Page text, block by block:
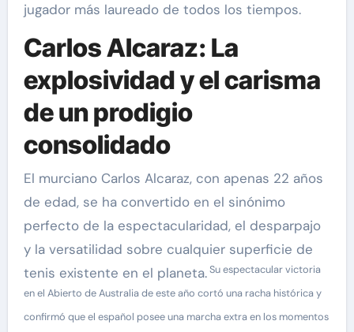
jugador más laureado de todos los tiempos.
Carlos Alcaraz: La
explosividad y el carisma
de un prodigio
consolidado
El murciano Carlos Alcaraz, con apenas 22 años
de edad, se ha convertido en el sinónimo
perfecto de la espectacularidad, el desparpajo
y la versatilidad sobre cualquier superficie de
tenis existente en el planeta.Su espectacular victoria
en el Abierto de Australia de este año cortó una racha histórica y
confirmó que el español posee una marcha extra en los momentos